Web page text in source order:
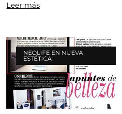
Leer más
NEOLIFE EN NUEVA
ESTÉTICA